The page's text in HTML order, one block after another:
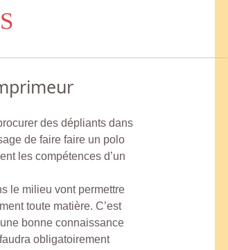
des dépliants dans
de faire faire un polo
les compétences d’un
le milieu vont permettre
toute matière. C’est
bonne connaissance
obligatoirement